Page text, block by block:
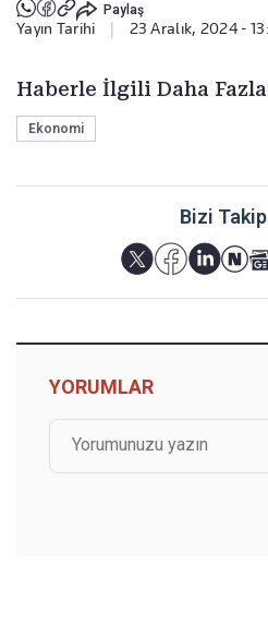
Paylaş
Yayın Tarihi 23 Aralık, 2024 -
Haberle İlgili Daha
Ekonomi
Bizi
YORUMLAR